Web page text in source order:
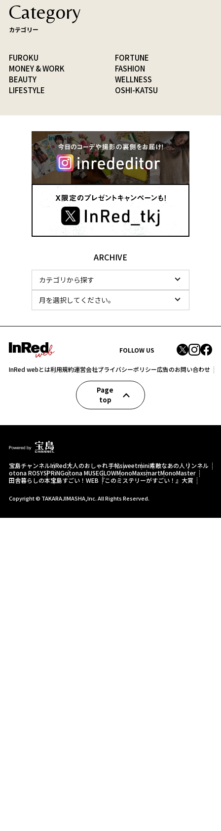
Category
カテゴリー
FUROKU
FORTUNE
MONEY & WORK
FASHION
BEAUTY
WELLNESS
LIFESTYLE
OSHI-KATSU
ARCHIVE
FOLLOW US
InRed webとは利用規約運営会社プライバシーポリシー広告のお問い合わせ
Page
top
宝島チャンネルInRed大人のおしゃれ手帖sweetmini素敵なあの人 リンネル
otona ROSYSPRiNGotona MUSEGLOWMonoMaxsmartMonoMaster
田舎暮らしの本宝島すごい！WEB 『このミステリーがすごい！』大賞
Copyright © TAKARAJIMASHA,Inc. All Rights Reserved.